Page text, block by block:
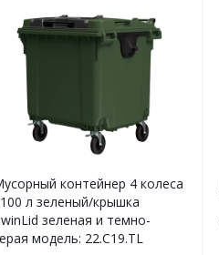
контейнер 4 колеса
л зеленый/крышка
зеленая и темно-
модель: 22.C19.TL